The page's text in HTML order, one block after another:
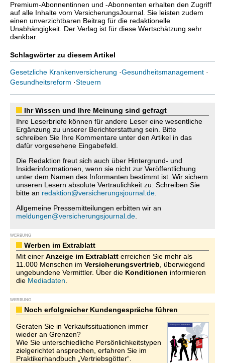
Premium-Abonnentinnen und -Abonnenten erhalten den Zugriff
auf alle Inhalte vom VersicherungsJournal. Sie leisten zudem
einen unverzichtbaren Beitrag für die redaktionelle
Unabhängigkeit. Der Verlag ist für diese Wertschätzung sehr
dankbar.
Schlagwörter zu diesem Artikel
Gesetzliche Krankenversicherung ·Gesundheitsmanagement ·
Gesundheitsreform ·Steuern
Ihr Wissen und Ihre Meinung sind gefragt
Ihre Leserbriefe können für andere Leser eine wesentliche
Ergänzung zu unserer Berichterstattung sein. Bitte
schreiben Sie Ihre Kommentare unter den Artikel in das
dafür vorgesehene Eingabefeld.
Die Redaktion freut sich auch über Hintergrund- und
Insiderinformationen, wenn sie nicht zur Veröffentlichung
unter dem Namen des Informanten bestimmt ist. Wir sichern
unseren Lesern absolute Vertraulichkeit zu. Schreiben Sie
bitte an redaktion@versicherungsjournal.de
Allgemeine Pressemitteilungen erbitten wir an
meldungen@versicherungsjournal.de
WERBUNG
Werben im Extrablatt
Mit einer Anzeige im Extrablatt erreichen Sie mehr als
11.000 Menschen im Versicherungsvertrieb , überwiegend
ungebundene Vermittler. Über die Konditionen informieren
die Mediadaten
WERBUNG
Noch erfolgreicher Kundengespräche führen
Geraten Sie in Verkaufssituationen immer
wieder an Grenzen?
Wie Sie unterschiedliche Persönlichkeitstypen
zielgerichtet ansprechen, erfahren Sie im
Praktikerhandbuch „Vertriebsgötter“.